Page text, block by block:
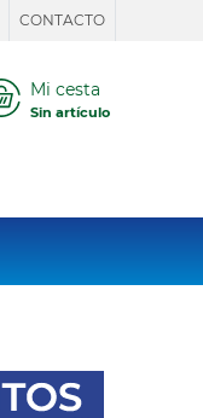
CONTACTO
Mi cesta
Sin artículo